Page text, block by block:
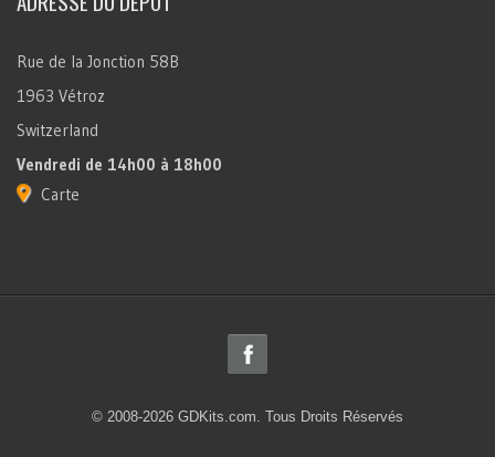
Rue de la Jonction 58B
1963 Vétroz
Switzerland
Vendredi de 14h00 à 18h00
Carte
© 2008-2026 GDKits.com. Tous Droits Réservés